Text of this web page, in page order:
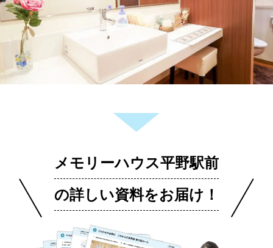
メモリーハウス平野駅前
の詳しい資料をお届け！